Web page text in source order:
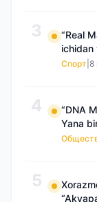
3
“Real
ichidan
Спорт 8
4
“DNA
Yana
5